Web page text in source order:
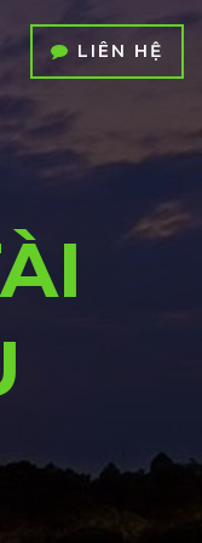
LIÊN HỆ